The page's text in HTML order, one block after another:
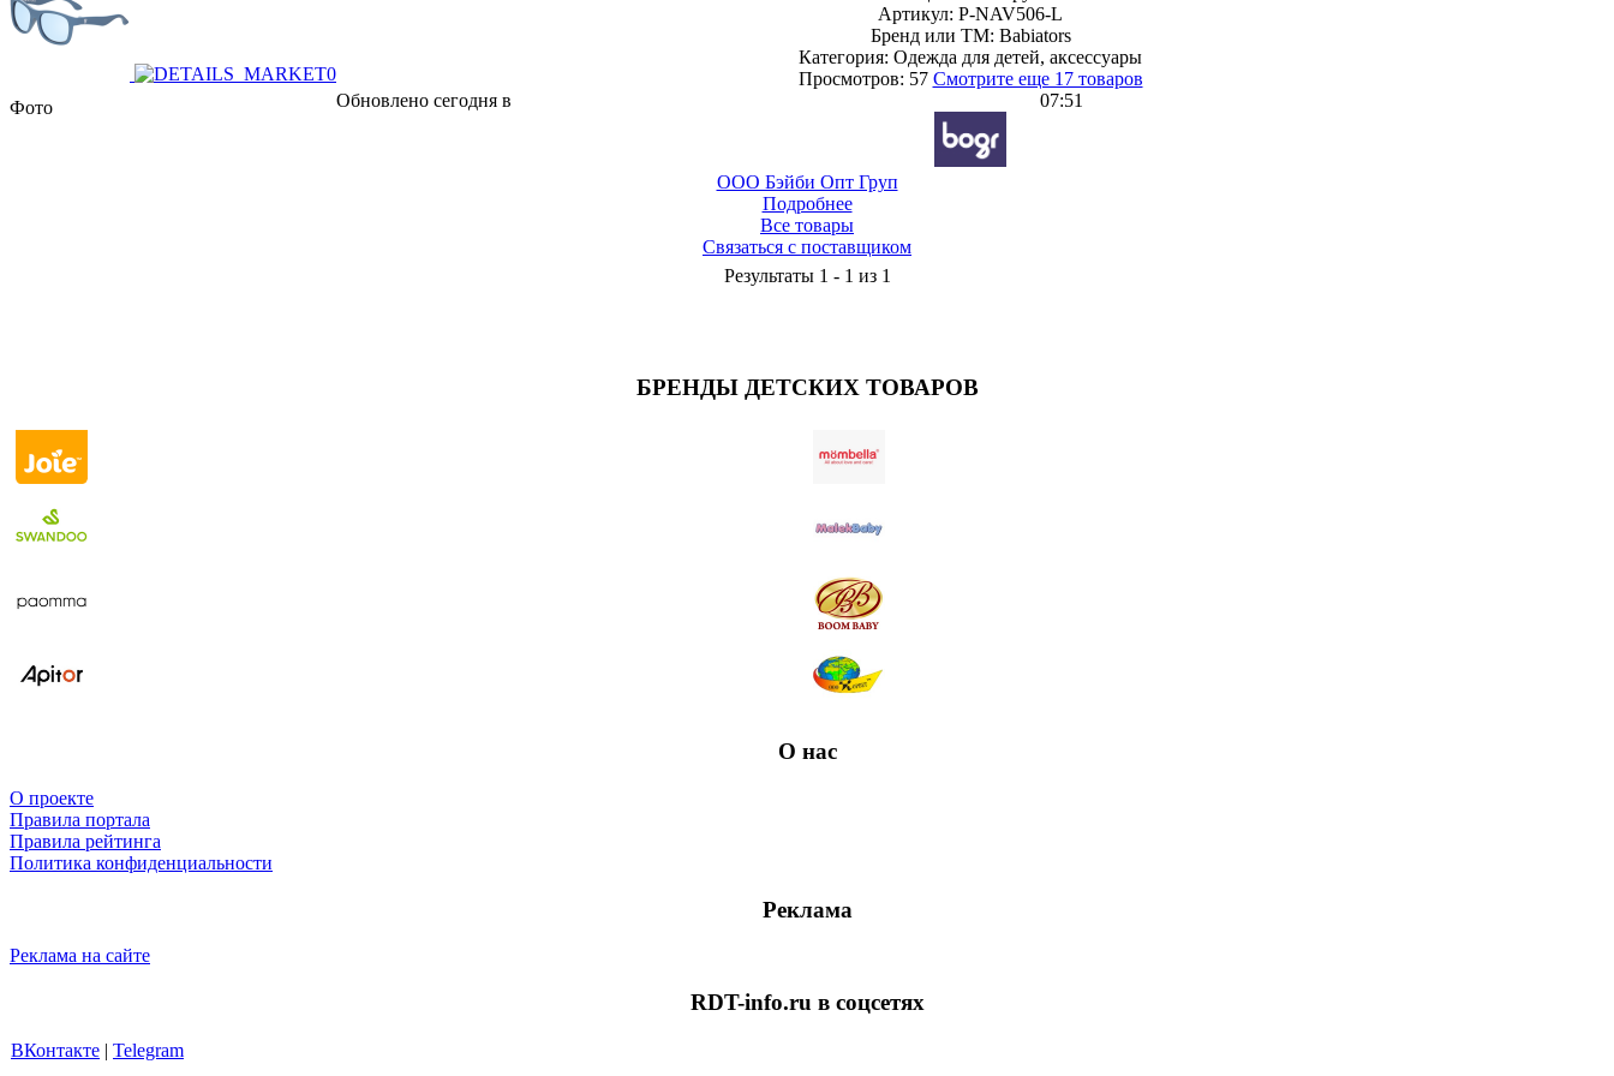
Фото
Артикул: P-NAV506-L
Бренд или ТМ: Babiators
Категория: Одежда для детей, аксессуары
Просмотров: 57 Смотрите еще 17 товаров
Обновлено сегодня в
07:51
ООО Бэйби Опт Груп
Подробнее
Все товары
Связаться с поставщиком
Результаты 1 - 1 из 1
БРЕНДЫ ДЕТСКИХ ТОВАРОВ
О нас
О проекте
Правила портала
Правила рейтинга
Политика конфиденциальности
Реклама
Реклама на сайте
RDT-info.ru в соцсетях
ВКонтакте | Telegram